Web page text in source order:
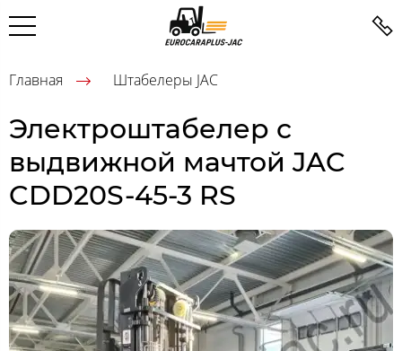
Главная Штабелеры JAC
Электроштабелер с
выдвижной мачтой JAC
CDD20S-45-3 RS